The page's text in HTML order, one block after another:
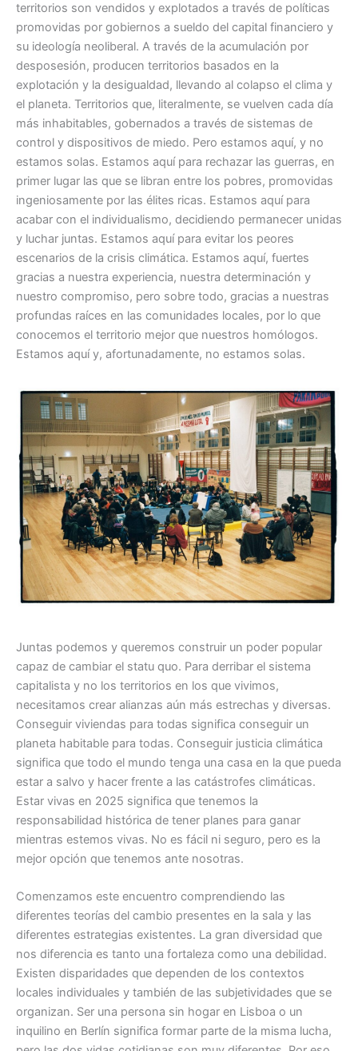
territorios son vendidos y explotados a través de políticas
promovidas por gobiernos a sueldo del capital financiero y
su ideología neoliberal. A través de la acumulación por
desposesión, producen territorios basados en la
explotación y la desigualdad, llevando al colapso el clima y
el planeta. Territorios que, literalmente, se vuelven cada día
más inhabitables, gobernados a través de sistemas de
control y dispositivos de miedo. Pero estamos aquí, y no
estamos solas. Estamos aquí para rechazar las guerras, en
primer lugar las que se libran entre los pobres, promovidas
ingeniosamente por las élites ricas. Estamos aquí para
acabar con el individualismo, decidiendo permanecer unidas
y luchar juntas. Estamos aquí para evitar los peores
escenarios de la crisis climática. Estamos aquí, fuertes
gracias a nuestra experiencia, nuestra determinación y
nuestro compromiso, pero sobre todo, gracias a nuestras
profundas raíces en las comunidades locales, por lo que
conocemos el territorio mejor que nuestros homólogos.
Estamos aquí y, afortunadamente, no estamos solas.
Juntas podemos y queremos construir un poder popular
capaz de cambiar el statu quo. Para derribar el sistema
capitalista y no los territorios en los que vivimos,
necesitamos crear alianzas aún más estrechas y diversas.
Conseguir viviendas para todas significa conseguir un
planeta habitable para todas. Conseguir justicia climática
significa que todo el mundo tenga una casa en la que pueda
estar a salvo y hacer frente a las catástrofes climáticas.
Estar vivas en 2025 significa que tenemos la
responsabilidad histórica de tener planes para ganar
mientras estemos vivas. No es fácil ni seguro, pero es la
mejor opción que tenemos ante nosotras.
Comenzamos este encuentro comprendiendo las
diferentes teorías del cambio presentes en la sala y las
diferentes estrategias existentes. La gran diversidad que
nos diferencia es tanto una fortaleza como una debilidad.
Existen disparidades que dependen de los contextos
locales individuales y también de las subjetividades que se
organizan. Ser una persona sin hogar en Lisboa o un
inquilino en Berlín significa formar parte de la misma lucha,